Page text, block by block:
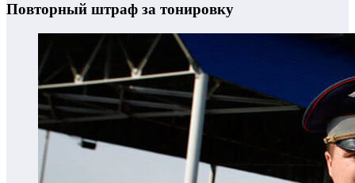
Повторный штраф за тонировку